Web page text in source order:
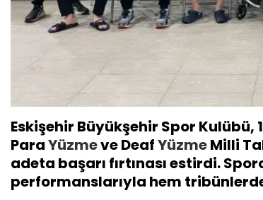
Eskişehir Büyükşehir Spor Kulübü,
ParaYüzmeve DeafYüzmeMilli
adeta başarı fırtınası estirdi.
performanslarıyla hem